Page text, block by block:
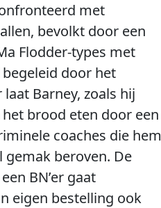
met
bevolkt door een
Flodder-types met
door het
Barney, zoals hij
brood eten door een
coaches die hem
gemak beroven. De
BN’er gaat
eigen bestelling ook